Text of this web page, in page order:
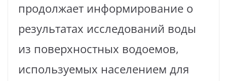
продолжает информирование о
результатах исследований воды
из поверхностных водоемов,
используемых населением для